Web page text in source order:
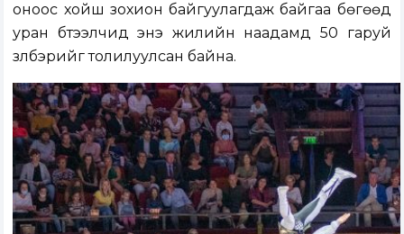
оноос хойш зохион байгуулагдаж байгаа бөгөөд
уран бүтээлчид энэ жилийн наадамд 50 гаруй
үзүүлбэрийг толилуулсан байна.